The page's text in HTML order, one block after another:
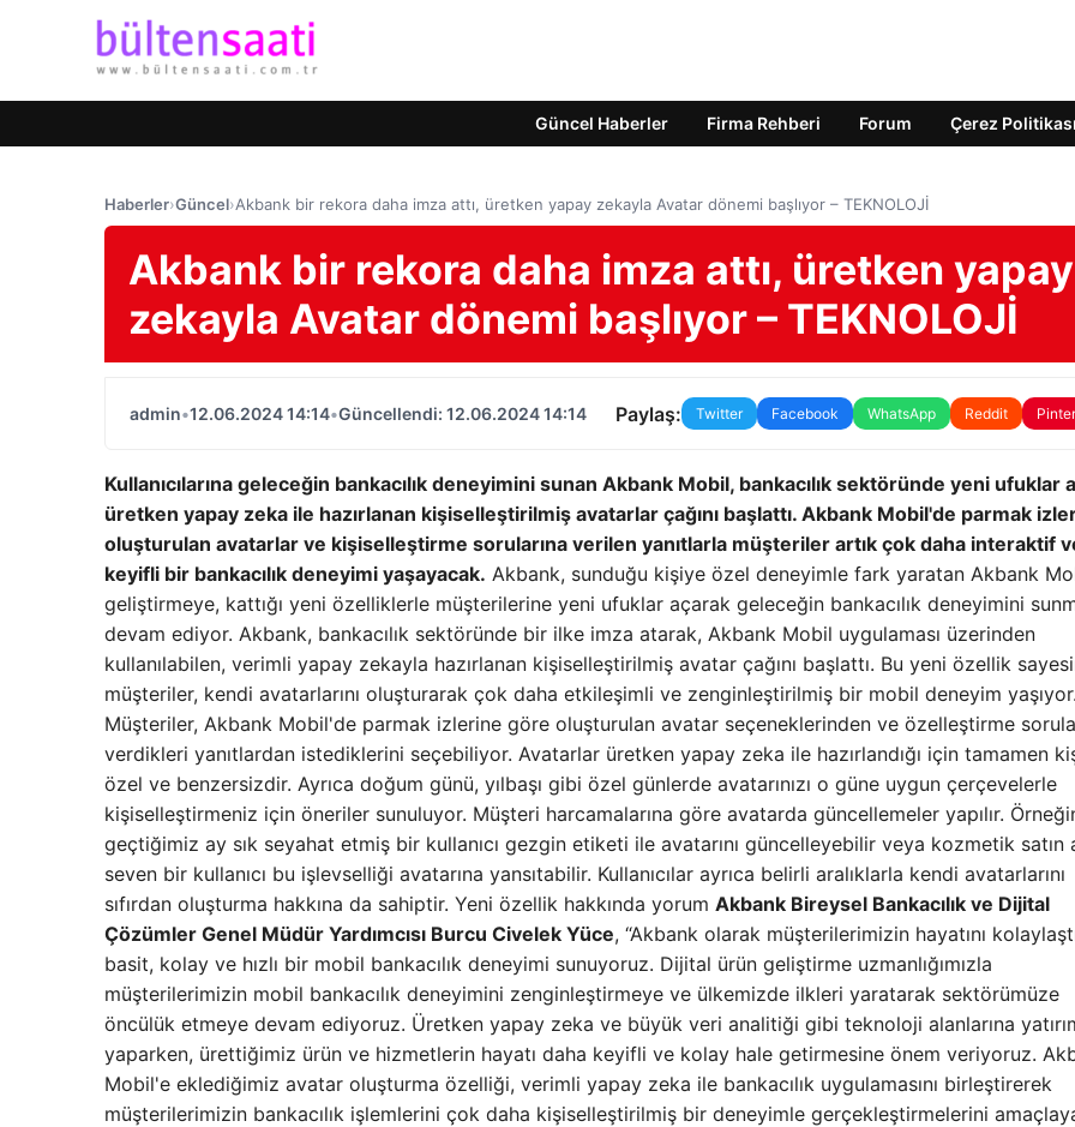
Güncel Haberler Firma Rehberi Forum Çerez Politikası
Haberler›Güncel›Akbank bir rekora daha imza attı, üretken yapay zekayla Avatar dönemi başlıyor – TEKNOLOJİ
Akbank bir rekora daha imza attı, üretken yapay
zekayla Avatar dönemi başlıyor – TEKNOLOJİ
admin•12.06.2024 14:14•Güncellendi: 12.06.2024 14:14 Paylaş: Twitter Facebook WhatsApp Reddit
Kullanıcılarına geleceğin bankacılık deneyimini sunan Akbank Mobil, bankacılık sektöründe yeni ufuklar
üretken yapay zeka ile hazırlanan kişiselleştirilmiş avatarlar çağını başlattı. Akbank Mobil'de parmak
oluşturulan avatarlar ve kişiselleştirme sorularına verilen yanıtlarla müşteriler artık çok daha interaktif
keyifli bir bankacılık deneyimi yaşayacak. Akbank, sunduğu kişiye özel deneyimle fark yaratan Akbank
geliştirmeye, kattığı yeni özelliklerle müşterilerine yeni ufuklar açarak geleceğin bankacılık deneyimini
devam ediyor. Akbank, bankacılık sektöründe bir ilke imza atarak, Akbank Mobil uygulaması üzerinden
kullanılabilen, verimli yapay zekayla hazırlanan kişiselleştirilmiş avatar çağını başlattı. Bu yeni özellik
müşteriler, kendi avatarlarını oluşturarak çok daha etkileşimli ve zenginleştirilmiş bir mobil deneyim yaşıyor.
Müşteriler, Akbank Mobil'de parmak izlerine göre oluşturulan avatar seçeneklerinden ve özelleştirme
verdikleri yanıtlardan istediklerini seçebiliyor. Avatarlar üretken yapay zeka ile hazırlandığı için tamamen
özel ve benzersizdir. Ayrıca doğum günü, yılbaşı gibi özel günlerde avatarınızı o güne uygun çerçevelerle
kişiselleştirmeniz için öneriler sunuluyor. Müşteri harcamalarına göre avatarda güncellemeler yapılır.
geçtiğimiz ay sık seyahat etmiş bir kullanıcı gezgin etiketi ile avatarını güncelleyebilir veya kozmetik satın
seven bir kullanıcı bu işlevselliği avatarına yansıtabilir. Kullanıcılar ayrıca belirli aralıklarla kendi avatarlarını
sıfırdan oluşturma hakkına da sahiptir. Yeni özellik hakkında yorum Akbank Bireysel Bankacılık ve Dijital
Çözümler Genel Müdür Yardımcısı Burcu Civelek Yüce, “Akbank olarak müşterilerimizin hayatını
basit, kolay ve hızlı bir mobil bankacılık deneyimi sunuyoruz. Dijital ürün geliştirme uzmanlığımızla
müşterilerimizin mobil bankacılık deneyimini zenginleştirmeye ve ülkemizde ilkleri yaratarak sektörümüze
öncülük etmeye devam ediyoruz. Üretken yapay zeka ve büyük veri analitiği gibi teknoloji alanlarına
yaparken, ürettiğimiz ürün ve hizmetlerin hayatı daha keyifli ve kolay hale getirmesine önem veriyoruz.
Mobil'e eklediğimiz avatar oluşturma özelliği, verimli yapay zeka ile bankacılık uygulamasını birleştirerek
müşterilerimizin bankacılık işlemlerini çok daha kişiselleştirilmiş bir deneyimle gerçekleştirmelerini